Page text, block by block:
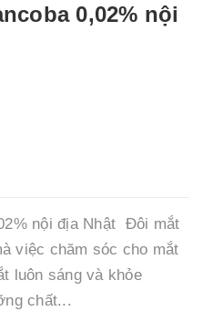
0,02% nội
nội địa Nhật Đôi mắt
việc chăm sóc cho mắt
luôn sáng và khỏe
chất...